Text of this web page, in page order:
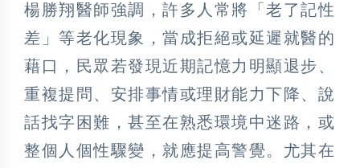
楊勝翔醫師強調，許多人常將「老了記性
差」等老化現象，當成拒絕或延遲就醫的
藉口，民眾若發現近期記憶力明顯退步、
重複提問、安排事情或理財能力下降、說
話找字困難，甚至在熟悉環境中迷路，或
整個人個性驟變，就應提高警覺。尤其在